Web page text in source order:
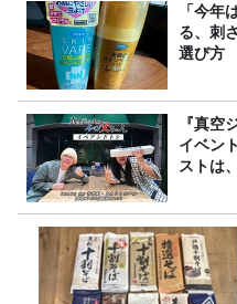
「今年
る、刺
選び方
『真空
イベン
ストは